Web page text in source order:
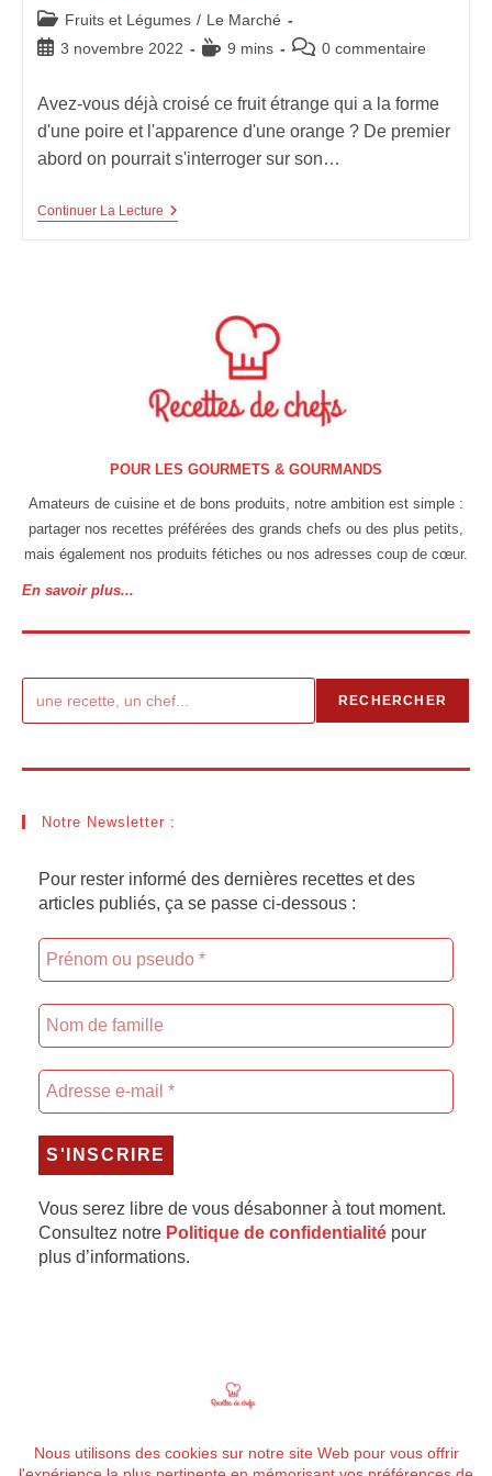
Post
category:
Fruits et Légumes / Le Marché
Publication
3 novembre 2022
Temps
lecture :
9 mins
Commentaires
publication :
0 commentaire
Avez-vous déjà croisé ce fruit étrange qui a la forme
d'une poire et l'apparence d'une orange ? De premier
abord on pourrait s'interroger sur son…
Continuer La LectureLa
Transgénique
POUR LES GOURMETS & GOURMANDS
Amateurs de cuisine et de bons produits, notre ambition est simple :
partager nos recettes préférées des grands chefs ou des plus petits,
mais également nos produits fétiches ou nos adresses coup de cœur.
En savoir plus...
RECHERCHER
Notre Newsletter :
Pour rester informé des dernières recettes et des
articles publiés, ça se passe ci-dessous :
Vous serez libre de vous désabonner à tout moment.
Consultez notre Politique de confidentialité pour
plus d’informations.